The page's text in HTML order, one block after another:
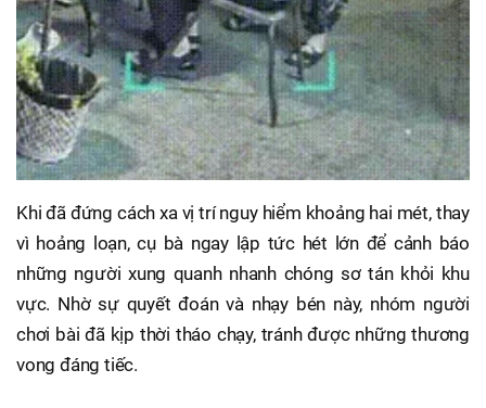
Khi đã đứng cách xa vị trí nguy hiểm khoảng hai mét, thay
vì hoảng loạn, cụ bà ngay lập tức hét lớn để cảnh báo
những người xung quanh nhanh chóng sơ tán khỏi khu
vực. Nhờ sự quyết đoán và nhạy bén này, nhóm người
chơi bài đã kịp thời tháo chạy, tránh được những thương
vong đáng tiếc.